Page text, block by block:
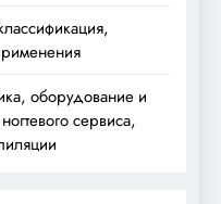
оборудование и
сервиса,